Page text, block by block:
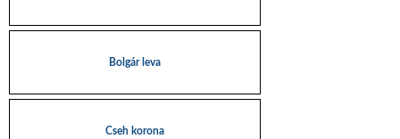
Bolgár leva
Cseh korona